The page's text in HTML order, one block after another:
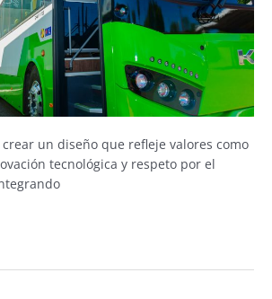
un diseño que refleje valores como
tecnológica y respeto por el